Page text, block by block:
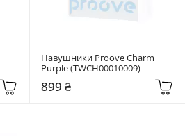
Навушники Proove Charm
Purple (TWCH00010009)
899 ₴